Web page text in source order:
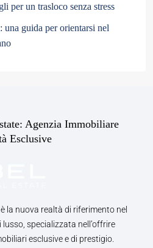
per un trasloco senza stress
guida per orientarsi nel
Agenzia Immobiliare
Esclusive
la nuova realtà di riferimento nel
specializzata nell’offrire
esclusive e di prestigio.